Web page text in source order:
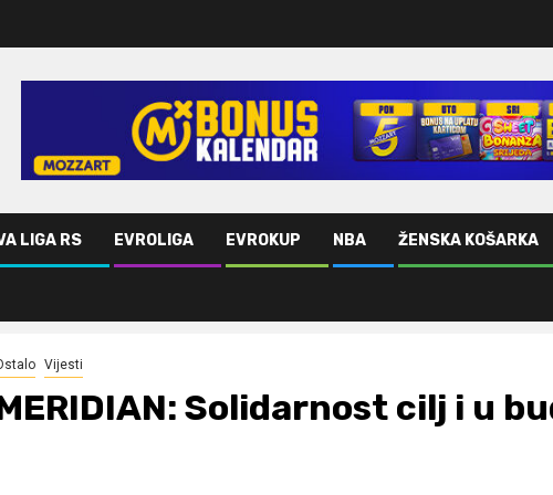
LIGA RS EVROLIGA EVROKUP NBA ŽENSKA KOŠARKA
Vijesti
Solidarnost cilj i u